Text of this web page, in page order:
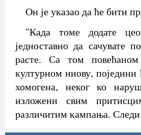
Он је указао да ће бити
"Када томе додате
једноставно да сачувате
расте. Са том
културном ниову, поједини
хомогена, неког ко
изложени свим
различитим кампања.